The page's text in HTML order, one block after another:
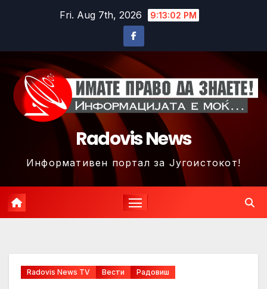
Fri. Aug 7th, 2026 9:13:05 PM
Radovis News
Информативен портал за Југоистокот!
Radovis News TV Вести Радовиш